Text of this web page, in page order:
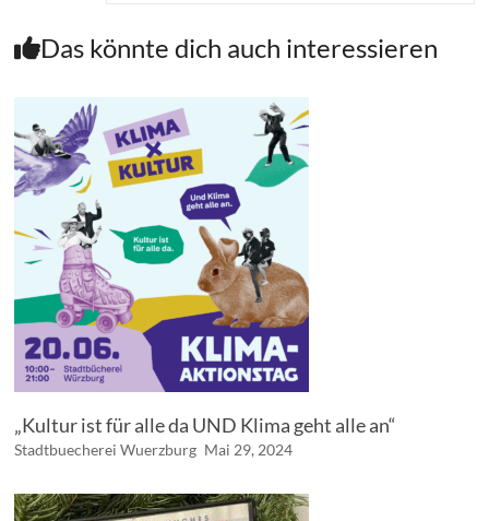
Das könnte dich auch interessieren
„Kultur ist für alle da UND Klima geht alle an“
Stadtbuecherei Wuerzburg Mai 29, 2024